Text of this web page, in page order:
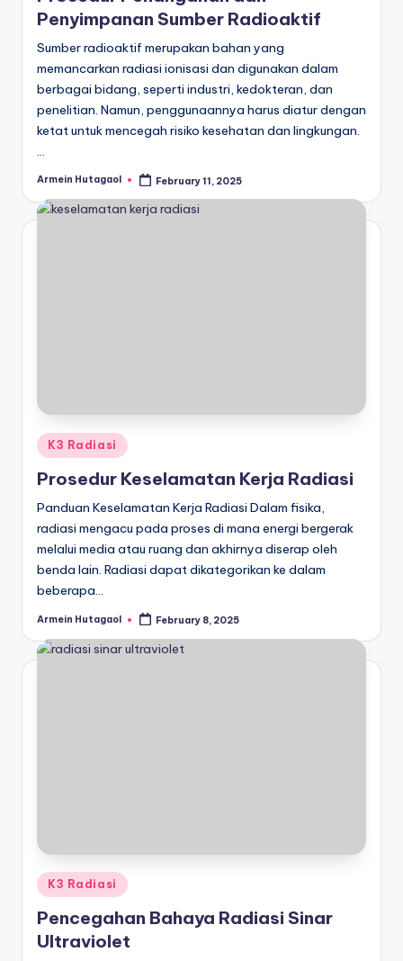
Penyimpanan Sumber Radioaktif
Sumber radioaktif merupakan bahan yang
memancarkan radiasi ionisasi dan digunakan dalam
berbagai bidang, seperti industri, kedokteran, dan
penelitian. Namun, penggunaannya harus diatur dengan
ketat untuk mencegah risiko kesehatan dan lingkungan.
…
Posted
Armein Hutagaol February 11, 2025
Posted
in
K3 Radiasi
Prosedur Keselamatan Kerja Radiasi
Panduan Keselamatan Kerja Radiasi Dalam fisika,
radiasi mengacu pada proses di mana energi bergerak
melalui media atau ruang dan akhirnya diserap oleh
benda lain. Radiasi dapat dikategorikan ke dalam
beberapa…
Posted
Armein Hutagaol February 8, 2025
Posted
in
K3 Radiasi
Pencegahan Bahaya Radiasi Sinar
Ultraviolet